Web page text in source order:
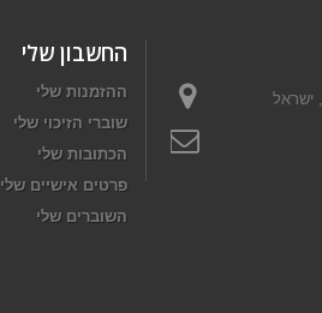
החשבון שלי
ההזמנות שלי
שוברי הזיכוי שלי
הכתובות שלי
פרטים אישיים שלי
השוברים שלי